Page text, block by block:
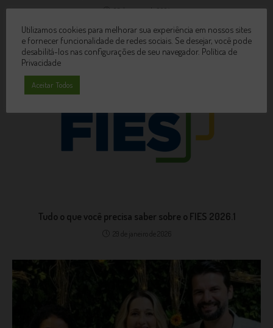
26 de março de 2024
Tudo o que você precisa saber sobre o FIES 2026.1
29 de janeiro de 2026
Utilizamos cookies para melhorar sua experiência em nossos sites
e fornecer funcionalidade de redes sociais. Se desejar, você pode
desabilitá-los nas configurações de seu navegador. Política de
Privacidade
Aceitar Todos